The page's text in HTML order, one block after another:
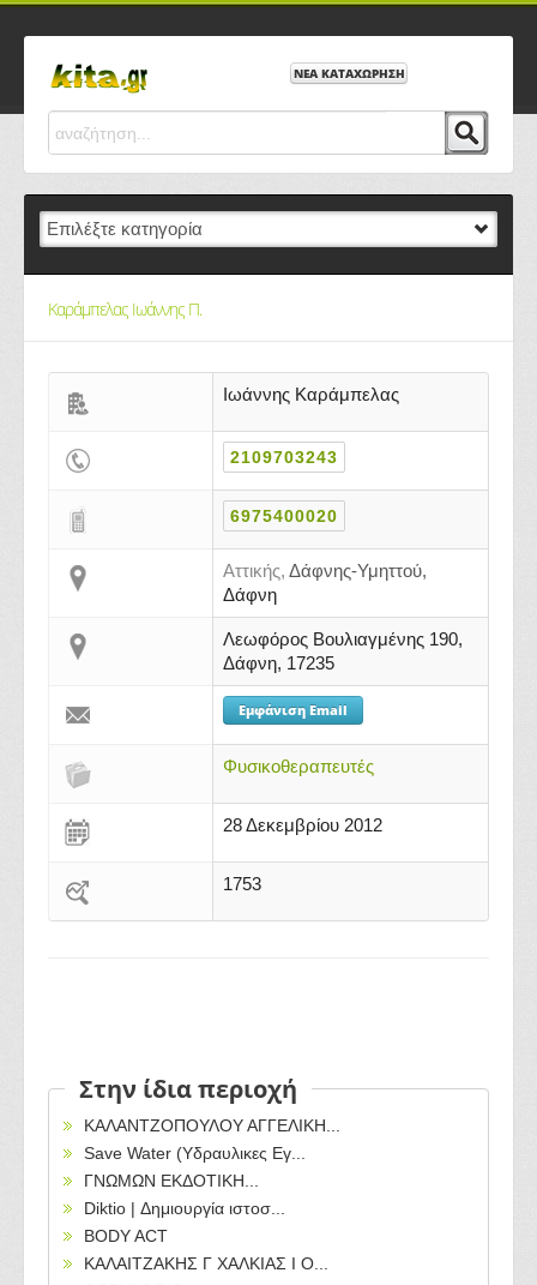
ΝΕΑ ΚΑΤΑΧΩΡΗΣΗ
Καράμπελας Ιωάννης Π.
Ιωάννης Καράμπελας
2109703243
6975400020
Αττικής, Δάφνης-Υμηττού,
Δάφνη
Λεωφόρος Βουλιαγμένης 190,
Δάφνη, 17235
Εμφάνιση Email
Φυσικοθεραπευτές
28 Δεκεμβρίου 2012
1753
Στην ίδια περιοχή
ΚΑΛΑΝΤΖΟΠΟΥΛΟΥ ΑΓΓΕΛΙΚΗ...
Save Water (Υδραυλικες Εγ...
ΓΝΩΜΩΝ ΕΚΔΟΤΙΚΗ...
Diktio | Δημιουργία ιστοσ...
BODY ACT
ΚΑΛΑΙΤΖΑΚΗΣ Γ ΧΑΛΚΙΑΣ Ι Ο...